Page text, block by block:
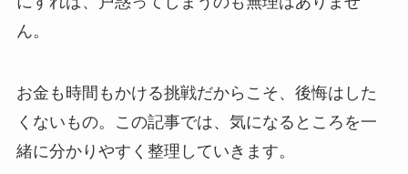
ん。
お金も時間もかける挑戦だからこそ、後悔はした
くないもの。この記事では、気になるところを一
緒に分かりやすく整理していきます。